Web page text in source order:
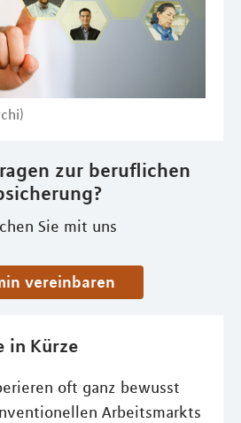
zur beruflichen
Sie mit uns
vereinbaren
in Kürze
oft ganz bewusst
Arbeitsmarkts